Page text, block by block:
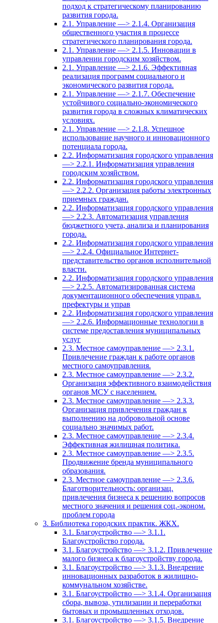
подход к стратегическому планированию
развития города.
2.1. Управление —> 2.1.4. Организация
общественного участия в процессе
стратегического планирования города.
2.1. Управление —> 2.1.5. Инновации в
управлении городским хозяйством.
2.1. Управление —> 2.1.6. Эффективная
реализация программ социального и
экономического развития города.
2.1. Управление —> 2.1.7. Обеспечение
устойчивого социально-экономического
развития города в сложных климатических
условиях.
2.1. Управление —> 2.1.8. Успешное
использование научного и инновационного
потенциала города.
2.2. Информатизация городского управления
—> 2.2.1. Информатизация управления
городским хозяйством.
2.2. Информатизация городского управления
—> 2.2.2. Организация работы электронных
приемных граждан.
2.2. Информатизация городского управления
—> 2.2.3. Автоматизация управления
бюджетного учета, анализа и планирования
города.
2.2. Информатизация городского управления
—> 2.2.4. Официальное Интернет-
представительство органов исполнительной
власти.
2.2. Информатизация городского управления
—> 2.2.5. Автоматизированная система
документационного обеспечения управл.
префектуры и управ
2.2. Информатизация городского управления
—> 2.2.6. Информационные технологии в
системе предоставления муниципальных
услуг
2.3. Местное самоуправление —> 2.3.1.
Привлечение граждан к работе органов
местного самоуправления.
2.3. Местное самоуправление —> 2.3.2.
Организация эффективного взаимодействия
органов МСУ с населением.
2.3. Местное самоуправление —> 2.3.3.
Организация привлечения граждан к
выполнению на добровольной основе
социально значимых работ.
2.3. Местное самоуправление —> 2.3.4.
Эффективная жилищная политика.
2.3. Местное самоуправление —> 2.3.5.
Продвижение бренда муниципального
образования.
2.3. Местное самоуправление —> 2.3.6.
Благотворительность: организац.
привлечения бизнеса к решению вопросов
местного значения и решения соц.-эконом.
проблем города
3. Библиотека городских практик. ЖКХ.
3.1. Благоустройство —> 3.1.1.
Благоустройство города.
3.1. Благоустройство —> 3.1.2. Привлечение
малого бизнеса к благоустройству города.
3.1. Благоустройство —> 3.1.3. Внедрение
инновационных разработок в жилищно-
коммунальном хозяйстве.
3.1. Благоустройство —> 3.1.4. Организация
сбора, вывоза, утилизации и переработки
бытовых и промышленных отходов.
3.1. Благоустройство —> 3.1.5. Внедрение